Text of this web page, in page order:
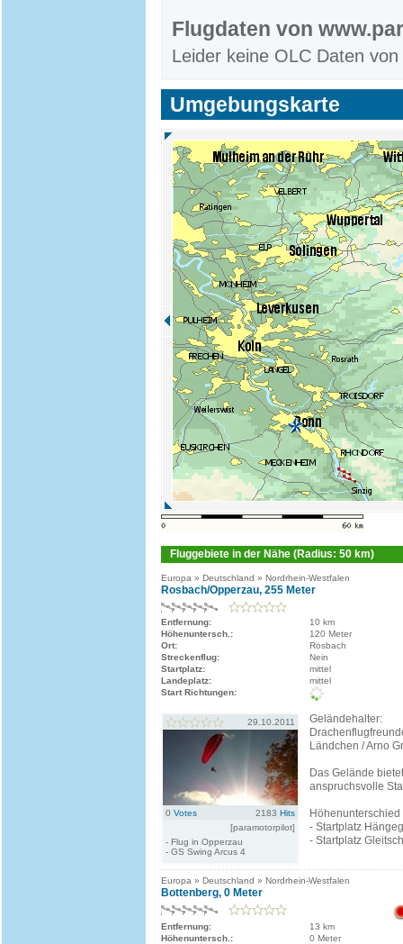
Flugdaten von
Leider keine OLC Daten
Umgebungskarte
Fluggebiete in der Nähe (Radius: 50 km)
Europa » Deutschland » Nordrhein-Westfalen
Rosbach/Opperzau, 255 Meter
Entfernung:
10 km
Höhenuntersch.:
120 Meter
Ort:
Rosbach
Streckenflug:
Nein
Startplatz:
mittel
Landeplatz:
mittel
Start Richtungen:
29.10.2011
0 Votes 2183 Hits
[paramotorpilot]
- Flug in Opperzau
- GS Swing Arcus 4
Geländehalter:
Ländchen / Arno
Das Gelände
anspruchsvolle
Höhenunterschied
- Startplatz
- Startplatz
Europa » Deutschland » Nordrhein-Westfalen
Bottenberg, 0 Meter
Entfernung:
13 km
Höhenuntersch.:
0 Meter